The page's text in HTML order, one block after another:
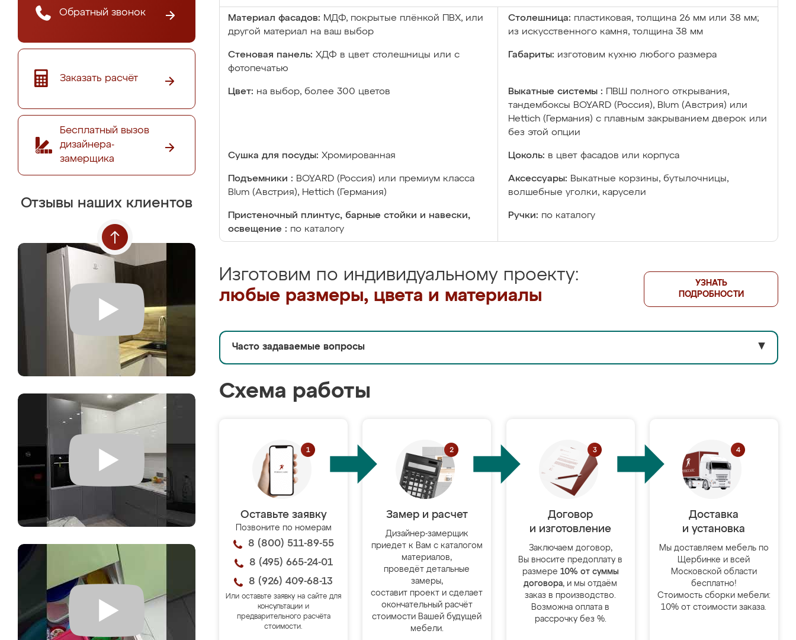
Обратный звонок
Заказать расчёт
Бесплатный вызов
дизайнера-
замерщика
Отзывы наших клиентов
Материал фасадов: МДФ, покрытые плёнкой ПВХ, или
другой материал на ваш выбор
Столешница: пластиковая, толщина 26 мм или 38 мм;
из искусственного камня, толщина 38 мм
Стеновая панель: ХДФ в цвет столешницы или с
фотопечатью
Габариты: изготовим кухню любого размера
Цвет: на выбор, более 300 цветов Выкатные системы :
ПВШ полного открывания,
тандембоксы BOYARD (Россия), Blum (Австрия) или
Hettich (Германия) с плавным закрыванием дверок или
без этой опции
Сушка для посуды: Хромированная Цоколь: в цвет фасадов или корпуса
Подъемники : BOYARD (Россия) или премиум класса
Blum (Австрия), Hettich (Германия)
Аксессуары: Выкатные корзины, бутылочницы,
волшебные уголки, карусели
Пристеночный плинтус, барные стойки и навески,
освещение : по каталогу
Ручки: по каталогу
Изготовим по индивидуальному проекту:
любые размеры, цвета и материалы
УЗНАТЬ
ПОДРОБНОСТИ
Часто задаваемые вопросы ▼
Схема работы
Оставьте заявку
Позвоните по номерам
8 (800) 511-89-55
8 (495) 665-24-01
8 (926) 409-68-13
Или оставьте заявку на сайте для
консультации и
предварительного расчёта
стоимости.
Замер и расчет
Дизайнер-замерщик
приедет к Вам с каталогом
материалов,
проведёт детальные
замеры,
составит проект и сделает
окончательный расчёт
стоимости Вашей будущей
мебели.
Договор
и изготовление
Заключаем договор,
Вы вносите предоплату в
размере 10% от суммы
договора, и мы отдаём
заказ в производство.
Возможна оплата в
рассрочку без %.
Доставка
и установка
Мы доставляем мебель по
Щербинке и всей
Московской области
бесплатно!
Стоимость сборки мебели:
10% от стоимости заказа.